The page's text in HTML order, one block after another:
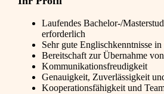
Laufendes Bachelor-/
erforderlich
Sehr gute Englischkenntnisse
Bereitschaft zur Übernahme
Kommunikationsfreudigkeit
Genauigkeit, Zuverlässigkeit
Kooperationsfähigkeit und